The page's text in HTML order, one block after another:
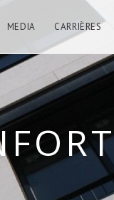
MEDIA CARRIÈRES